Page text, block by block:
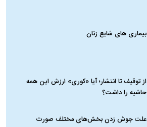
بیماری‌ های شایع زنان
از توقیف تا انتشار؛ آیا «کوری» ارزش این همه
حاشیه را داشت؟
علت جوش زدن بخش‌های مختلف صورت